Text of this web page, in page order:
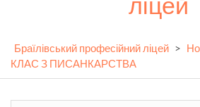
Браїлівський професійний ліцей >
КЛАС З ПИСАНКАРСТВА